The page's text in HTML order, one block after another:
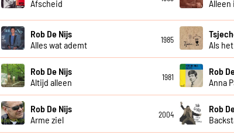
Afscheid
Alleen
Rob De Nijs
Alles wat ademt
1985
Als
Rob De Nijs
Altijd alleen
1981
Rob
Anna
Rob De Nijs
Arme ziel
2004
Rob